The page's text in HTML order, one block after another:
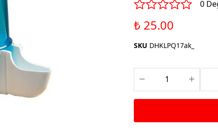
Güvercin Yemleri
Kumlar
Mamalar
Krakerler
Kalamar Kemiği ve Gaga
Taşları
Aparatları
0
₺ 25.00
SKU DHKLPQ17ak_